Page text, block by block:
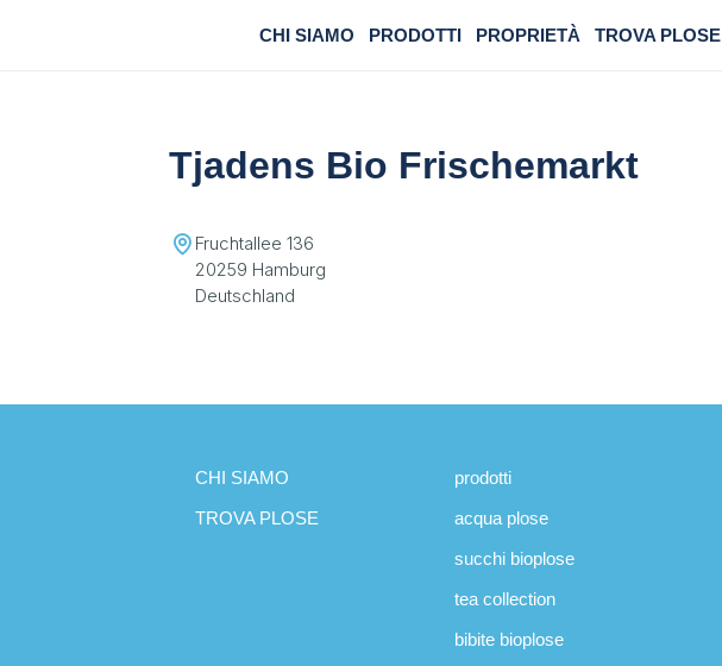
CHI SIAMO PRODOTTI PROPRIETÀ TROVA PLOSE
Tjadens Bio Frischemarkt
Fruchtallee 136
20259 Hamburg
Deutschland
CHI SIAMO
TROVA PLOSE
prodotti
acqua plose
succhi bioplose
tea collection
bibite bioplose